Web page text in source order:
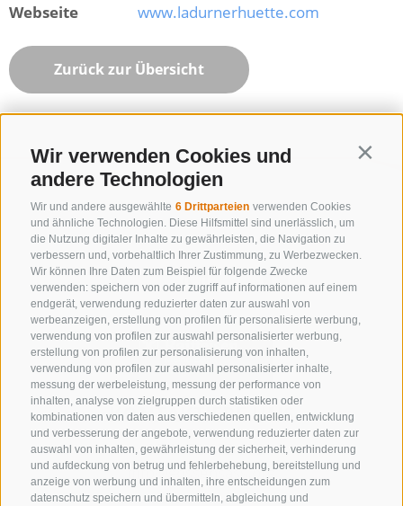
Wir verwenden Cookies und
andere Technologien
Wir und andere ausgewählte 6 Drittparteien verwenden Cookies
und ähnliche Technologien. Diese Hilfsmittel sind unerlässlich, um
die Nutzung digitaler Inhalte zu gewährleisten, die Navigation zu
verbessern und, vorbehaltlich Ihrer Zustimmung, zu Werbezwecken.
Wir können Ihre Daten zum Beispiel für folgende Zwecke
verwenden: speichern von oder zugriff auf informationen auf einem
endgerät, verwendung reduzierter daten zur auswahl von
werbeanzeigen, erstellung von profilen für personalisierte werbung,
verwendung von profilen zur auswahl personalisierter werbung,
erstellung von profilen zur personalisierung von inhalten,
verwendung von profilen zur auswahl personalisierter inhalte,
messung der werbeleistung, messung der performance von
inhalten, analyse von zielgruppen durch statistiken oder
kombinationen von daten aus verschiedenen quellen, entwicklung
und verbesserung der angebote, verwendung reduzierter daten zur
auswahl von inhalten, gewährleistung der sicherheit, verhinderung
und aufdeckung von betrug und fehlerbehebung, bereitstellung und
anzeige von werbung und inhalten, ihre entscheidungen zum
datenschutz speichern und übermitteln, abgleichung und
Webseite
www.ladurnerhuette.com
Zurück zur Übersicht
KONTAKTIERE UNS
+39 0472 632 372
info@gossensass.org